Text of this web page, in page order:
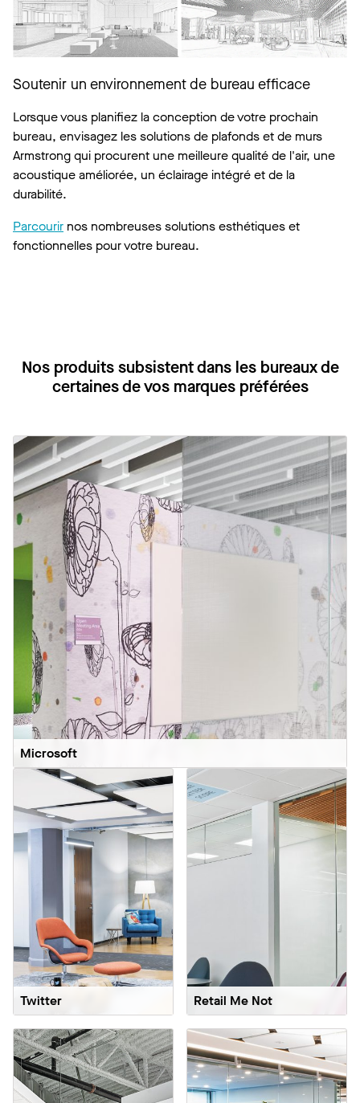
Soutenir un environnement de bureau efficace
Lorsque vous planifiez la conception de votre prochain
bureau, envisagez les solutions de plafonds et de murs
Armstrong qui procurent une meilleure qualité de l'air, une
acoustique améliorée, un éclairage intégré et de la
durabilité.
Parcourir nos nombreuses solutions esthétiques et
fonctionnelles pour votre bureau.
Nos produits subsistent dans les bureaux de
certaines de vos marques préférées
Microsoft
Twitter Retail Me Not